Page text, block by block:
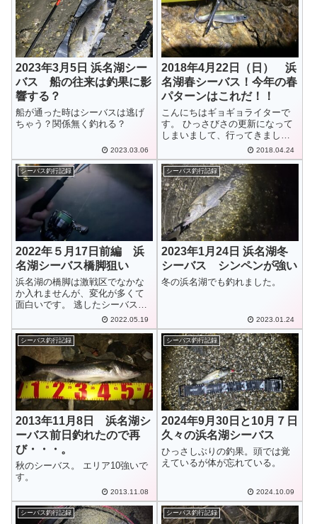
2023年3月5日 浜名湖シー
バス 船の往来は釣果に影
響する？
船が通った時はシーバスは逃げ
ちゃう？関係無く釣れる？
2023.03.06
2018年4月22日（日） 浜
名湖春シーバス！今年の春
パターンはこれだ！！
こんにちはギョギョライターで
す。 ひっさびさの更新になって
しまいまして、行ってきました
今年初釣り！（おっそっ） なか
なか忙しくて・・・（言い訳）
時間は・・・自ら作り出すもの
だぞっ！
2018.04.24
シーバス釣行記録
2022年５月17日前編 浜
名湖シーバス橋脚狙い
浜名湖の橋脚は激戦区でなかな
か入れませんが、変化が多くて
面白いです。 逃したシーバスは
2022.05.19
シーバス釣行記録
2023年1月24日 浜名湖冬
シーバス シンペンが強い
冬の浜名湖でも釣れました。
2023.01.24
シーバス釣行記録
2013年11月8日 浜名湖シ
ーバス前日釣れたので再
び・・・。
秋のシーバス。 エリア10強いで
す。
2013.11.08
シーバス釣行記録
2024年9月30日と10月７日
久々の浜名湖シーバス
ひっさしぶりの釣果。頭では覚
えているが体が忘れている。
2024.10.09
シーバス釣行記録 シーバス釣行記録